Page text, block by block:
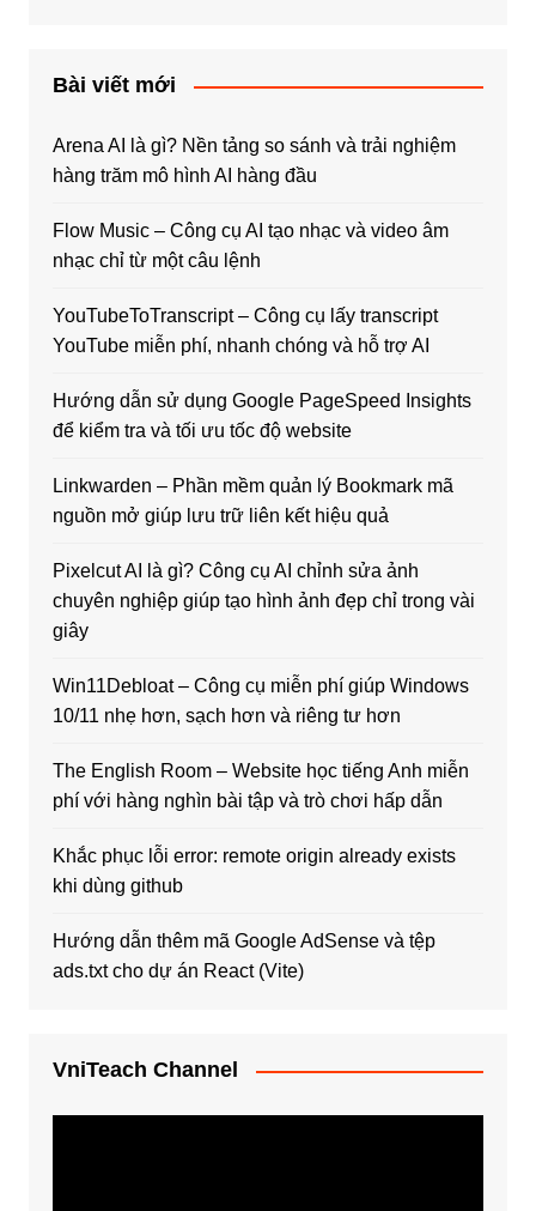
Bài viết mới
Arena AI là gì? Nền tảng so sánh và trải nghiệm
hàng trăm mô hình AI hàng đầu
Flow Music – Công cụ AI tạo nhạc và video âm
nhạc chỉ từ một câu lệnh
YouTubeToTranscript – Công cụ lấy transcript
YouTube miễn phí, nhanh chóng và hỗ trợ AI
Hướng dẫn sử dụng Google PageSpeed Insights
để kiểm tra và tối ưu tốc độ website
Linkwarden – Phần mềm quản lý Bookmark mã
nguồn mở giúp lưu trữ liên kết hiệu quả
Pixelcut AI là gì? Công cụ AI chỉnh sửa ảnh
chuyên nghiệp giúp tạo hình ảnh đẹp chỉ trong vài
giây
Win11Debloat – Công cụ miễn phí giúp Windows
10/11 nhẹ hơn, sạch hơn và riêng tư hơn
The English Room – Website học tiếng Anh miễn
phí với hàng nghìn bài tập và trò chơi hấp dẫn
Khắc phục lỗi error: remote origin already exists
khi dùng github
Hướng dẫn thêm mã Google AdSense và tệp
ads.txt cho dự án React (Vite)
VniTeach Channel